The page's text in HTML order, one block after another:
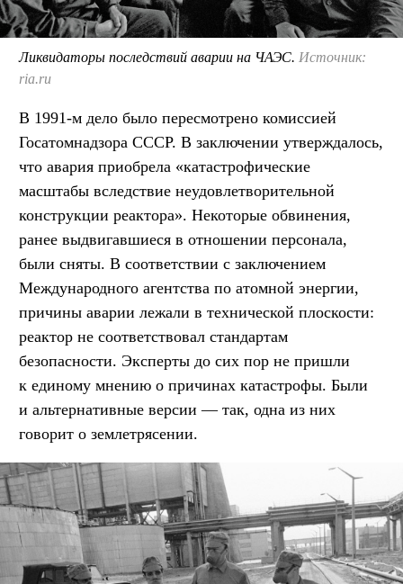
Ликвидаторы последствий аварии на ЧАЭС. Источник:
ria.ru
В 1991-м дело было пересмотрено комиссией
Госатомнадзора СССР. В заключении утверждалось,
что авария приобрела «катастрофические
масштабы вследствие неудовлетворительной
конструкции реактора». Некоторые обвинения,
ранее выдвигавшиеся в отношении персонала,
были сняты. В соответствии с заключением
Международного агентства по атомной энергии,
причины аварии лежали в технической плоскости:
реактор не соответствовал стандартам
безопасности. Эксперты до сих пор не пришли
к единому мнению о причинах катастрофы. Были
и альтернативные версии — так, одна из них
говорит о землетрясении.